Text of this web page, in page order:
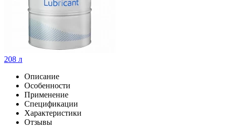
208 л
Описание
Особенности
Применение
Спецификации
Характеристики
Отзывы